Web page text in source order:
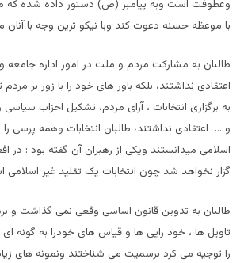
وعطوفت است وبه پیامبر (ص) دستور داده شده که
با موعظه حسنه دعوت کند وبا نیکو ترین وجه با آنان
طالبان به مشارکت مردم و ملت در امور اداره
اعتقادی نداشتند، بلکه باور های خود را با زور بر
به برگزاری انتخابات ، آرای مردم، تشکیل احزاب
و … اعتقادی نداشتند، طالبان انتخابات وهمه پرسی
اسلامی میدانستند ویکی از رهبران آن گفته بود : در
گزار نخواهد شد چون انتخابات یک تقلید غیر
طالبان به تدوین قانون اساسی وقعی نمی گذاشت و
تاویل ها ، خود رایی ها و قیاس های خودرا به گونه ای که
را توجیه می کرد برسمیت می شناختند ونمونه های